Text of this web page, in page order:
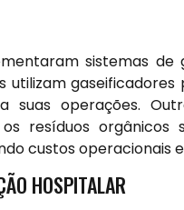
sistemas de
utilizam
suas operações.
resíduos
custos operacionais
HOSPITALAR